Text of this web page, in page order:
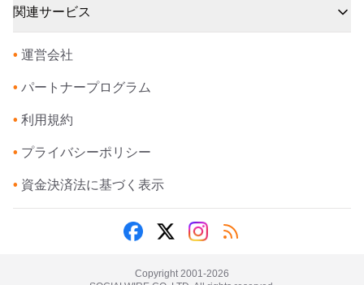
関連サービス
• 運営会社
• パートナープログラム
• 利用規約
• プライバシーポリシー
• 資金決済法に基づく表示
Copyright 2001-2026